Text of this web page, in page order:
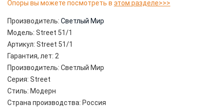
Опоры вы можете посмотреть в этом разделе>>>
Производитель: Светлый Мир
Модель: Street 51/1
Артикул: Street 51/1
Гарантия, лет: 2
Производитель: Светлый Мир
Серия: Street
Стиль: Модерн
Страна производства: Россия